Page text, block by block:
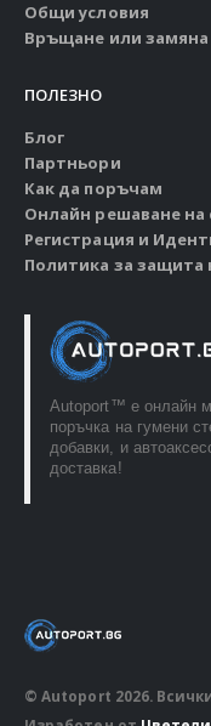
Общи условия
Връщане или замяна
ПОЛЕЗНО
Блог
Партньори
Как да поръчам
Онлайн решаване на
Регистрация и
Политика за защита
Autoport™ e онлайн
поръчка на гумени
добавки, и
доставка!
© Autoport 2026.